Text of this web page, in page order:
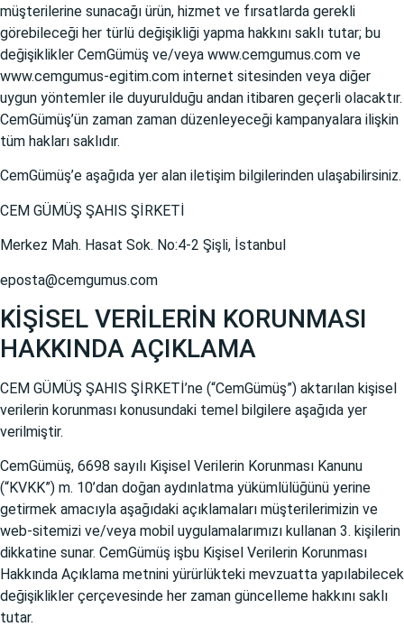
müşterilerine sunacağı ürün, hizmet ve fırsatlarda gerekli
görebileceği her türlü değişikliği yapma hakkını saklı tutar; bu
değişiklikler CemGümüş ve/veya www.cemgumus.com ve
www.cemgumus-egitim.com internet sitesinden veya diğer
uygun yöntemler ile duyurulduğu andan itibaren geçerli olacaktır.
CemGümüş’ün zaman zaman düzenleyeceği kampanyalara ilişkin
tüm hakları saklıdır.
CemGümüş’e aşağıda yer alan iletişim bilgilerinden ulaşabilirsiniz.
CEM GÜMÜŞ ŞAHIS ŞİRKETİ
Merkez Mah. Hasat Sok. No:4-2 Şişli, İstanbul
eposta@cemgumus.com
KİŞİSEL VERİLERİN KORUNMASI
HAKKINDA AÇIKLAMA
CEM GÜMÜŞ ŞAHIS ŞİRKETİ’ne (“CemGümüş”) aktarılan kişisel
verilerin korunması konusundaki temel bilgilere aşağıda yer
verilmiştir.
CemGümüş, 6698 sayılı Kişisel Verilerin Korunması Kanunu
(“KVKK”) m. 10’dan doğan aydınlatma yükümlülüğünü yerine
getirmek amacıyla aşağıdaki açıklamaları müşterilerimizin ve
web-sitemizi ve/veya mobil uygulamalarımızı kullanan 3. kişilerin
dikkatine sunar. CemGümüş işbu Kişisel Verilerin Korunması
Hakkında Açıklama metnini yürürlükteki mevzuatta yapılabilecek
değişiklikler çerçevesinde her zaman güncelleme hakkını saklı
tutar.